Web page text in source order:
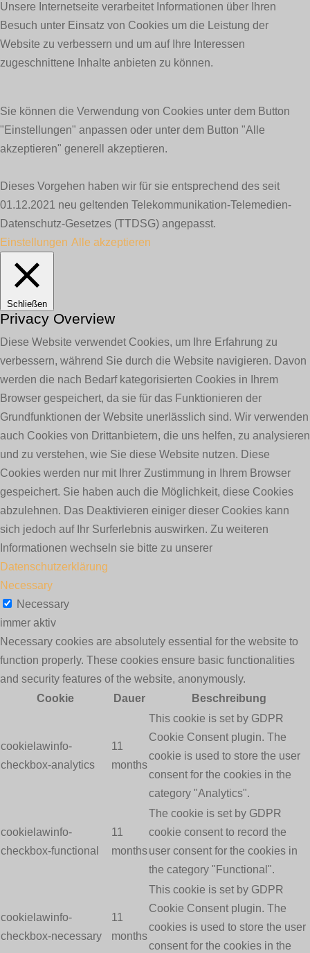
Unsere Internetseite verarbeitet Informationen über Ihren
Besuch unter Einsatz von Cookies um die Leistung der
Website zu verbessern und um auf Ihre Interessen
zugeschnittene Inhalte anbieten zu können.
Sie können die Verwendung von Cookies unter dem Button
"Einstellungen" anpassen oder unter dem Button "Alle
akzeptieren" generell akzeptieren.
Dieses Vorgehen haben wir für sie entsprechend des seit
01.12.2021 neu geltenden Telekommunikation-Telemedien-
Datenschutz-Gesetzes (TTDSG) angepasst.
Einstellungen Alle akzeptieren
Schließen
Privacy Overview
Diese Website verwendet Cookies, um Ihre Erfahrung zu
verbessern, während Sie durch die Website navigieren. Davon
werden die nach Bedarf kategorisierten Cookies in Ihrem
Browser gespeichert, da sie für das Funktionieren der
Grundfunktionen der Website unerlässlich sind. Wir verwenden
auch Cookies von Drittanbietern, die uns helfen, zu analysieren
und zu verstehen, wie Sie diese Website nutzen. Diese
Cookies werden nur mit Ihrer Zustimmung in Ihrem Browser
gespeichert. Sie haben auch die Möglichkeit, diese Cookies
abzulehnen. Das Deaktivieren einiger dieser Cookies kann
sich jedoch auf Ihr Surferlebnis auswirken. Zu weiteren
Informationen wechseln sie bitte zu unserer
Datenschutzerklärung
Necessary
Necessary
immer aktiv
Necessary cookies are absolutely essential for the website to
function properly. These cookies ensure basic functionalities
and security features of the website, anonymously.
Cookie
Dauer Beschreibung
cookielawinfo-
checkbox-analytics
11
months
This cookie is set by GDPR
Cookie Consent plugin. The
cookie is used to store the user
consent for the cookies in the
category "Analytics".
cookielawinfo-
checkbox-functional
11
months
The cookie is set by GDPR
cookie consent to record the
user consent for the cookies in
the category "Functional".
cookielawinfo-
checkbox-necessary
11
months
This cookie is set by GDPR
Cookie Consent plugin. The
cookies is used to store the user
consent for the cookies in the